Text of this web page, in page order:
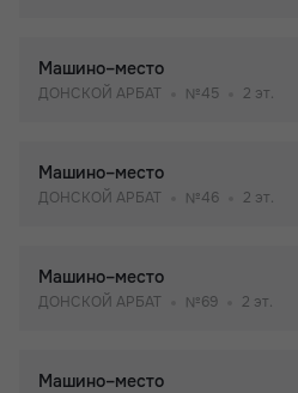
Машино–место
ДОНСКОЙ АРБАТ №45 2 эт.
Машино–место
ДОНСКОЙ АРБАТ №46 2 эт.
Машино–место
ДОНСКОЙ АРБАТ №69 2 эт.
Машино–место